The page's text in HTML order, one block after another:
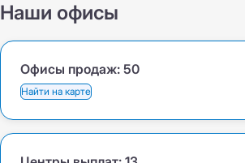
Наши офисы
Офисы продаж: 50
Найти на карте